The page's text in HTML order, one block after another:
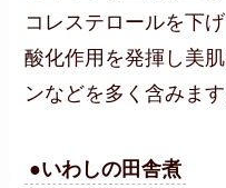
コレステロールを下
酸化作用を発揮し美
ンなどを多く含みます
●いわしの田舎煮